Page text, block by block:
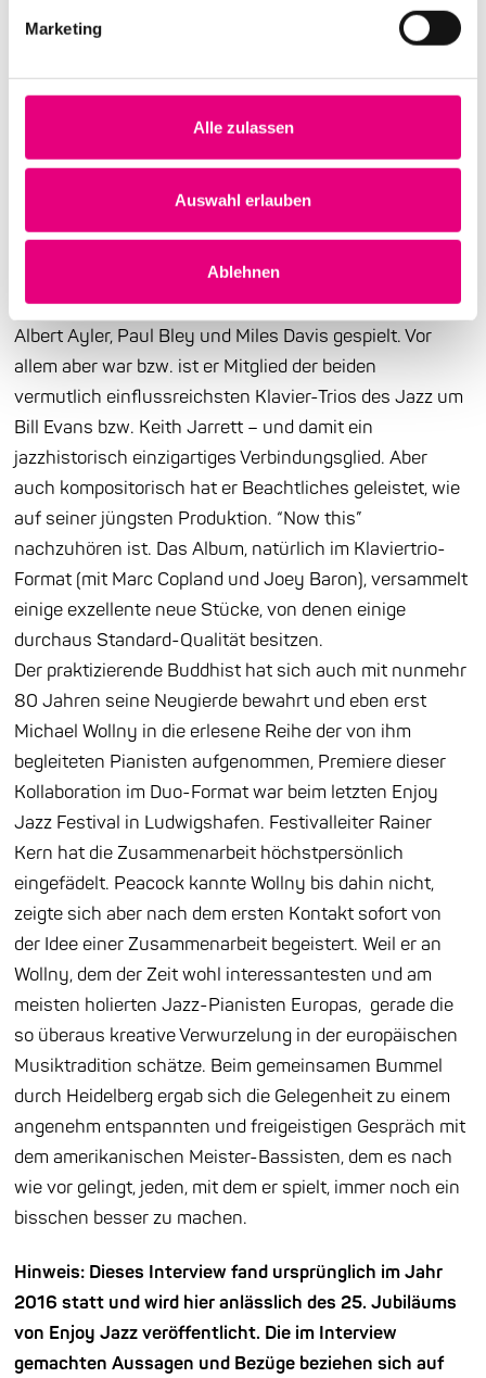
Marketing
Alle zulassen
Auswahl erlauben
Ablehnen
Gary Peacock
Gary Peacock ist ein kaum zu überschätzender
Fixpunkt der Jazzgeschichte derletzten 60 Jahre.
Seine Karriere begann er Mitte der 1950er-Jahre in
Großraum Frankfurt u.a. mit Hans Koller,
AlbertMangelsdorff und Attila Zoller auftrat – damals
übrigens noch als Pianist. Zurück in den
Stilbildnern und Innovatoren wie Ornette Coleman,
Albert Ayler, Paul Bley und Miles Davis gespielt. Vor
allem aber war bzw. ist er Mitglied der beiden
vermutlich einflussreichsten Klavier-Trios des Jazz um
Bill Evans bzw. Keith Jarrett – und damit ein
jazzhistorisch einzigartiges Verbindungsglied. Aber
auch kompositorisch hat er Beachtliches geleistet, wie
auf seiner jüngsten Produktion. “Now this”
nachzuhören ist. Das Album, natürlich im Klaviertrio-
Format (mit Marc Copland und Joey Baron), versammelt
einige exzellente neue Stücke, von denen einige
durchaus Standard-Qualität besitzen.
Der praktizierende Buddhist hat sich auch mit nunmehr
80 Jahren seine Neugierde bewahrt und eben erst
Michael Wollny in die erlesene Reihe der von ihm
begleiteten Pianisten aufgenommen, Premiere dieser
Kollaboration im Duo-Format war beim letzten Enjoy
Jazz Festival in Ludwigshafen. Festivalleiter Rainer
Kern hat die Zusammenarbeit höchstpersönlich
eingefädelt. Peacock kannte Wollny bis dahin nicht,
zeigte sich aber nach dem ersten Kontakt sofort von
der Idee einer Zusammenarbeit begeistert. Weil er an
Wollny, dem der Zeit wohl interessantesten und am
meisten holierten Jazz-Pianisten Europas, gerade die
so überaus kreative Verwurzelung in der europäischen
Musiktradition schätze. Beim gemeinsamen Bummel
durch Heidelberg ergab sich die Gelegenheit zu einem
angenehm entspannten und freigeistigen Gespräch mit
dem amerikanischen Meister-Bassisten, dem es nach
wie vor gelingt, jeden, mit dem er spielt, immer noch ein
bisschen besser zu machen.
Hinweis: Dieses Interview fand ursprünglich im Jahr
2016 statt und wird hier anlässlich des 25. Jubiläums
von Enjoy Jazz veröffentlicht. Die im Interview
gemachten Aussagen und Bezüge beziehen sich auf